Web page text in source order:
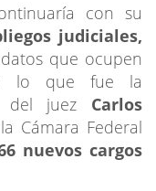
con su
judiciales,
que ocupen
lo que fue la
del juez Carlos
Cámara Federal
nuevos cargos